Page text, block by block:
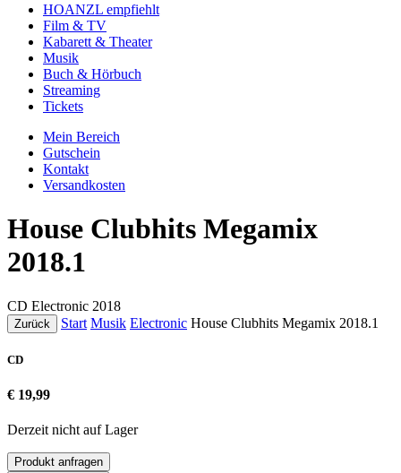
HOANZL empfiehlt
Film & TV
Kabarett & Theater
Musik
Buch & Hörbuch
Streaming
Tickets
Mein Bereich
Gutschein
Kontakt
Versandkosten
House Clubhits Megamix
2018.1
CD Electronic 2018
Zurück Start Musik Electronic House Clubhits Megamix 2018.1
CD
€ 19,99
Derzeit nicht auf Lager
Produkt anfragen